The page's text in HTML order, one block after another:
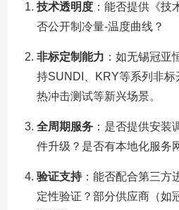
技术透明度：能否提供《技
否公开制冷量-温度曲线？
非标定制能力 ：如无锡冠亚
持SUNDI、KRY等系列非
热冲击测试等新兴场景。
全周期服务：是否提供安装
件升级？是否有本地化服务
验证支持：能否配合第三方
定性验证？部分供应商（如